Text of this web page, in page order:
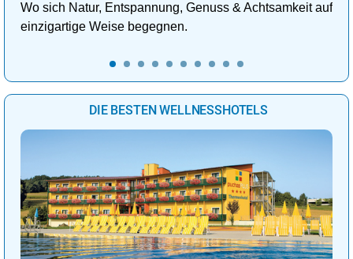
Wo sich Natur, Entspannung, Genuss & Achtsamkeit auf
einzigartige Weise begegnen.
DIE BESTEN WELLNESSHOTELS